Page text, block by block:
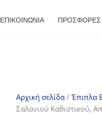
ΕΠΙΚΟΙΝΩΝΙΑ ΠΡΟΣΦΟΡΈΣ
Αρχική σελίδα/ Έπιπλα
Σαλονιού Καθιστικού,